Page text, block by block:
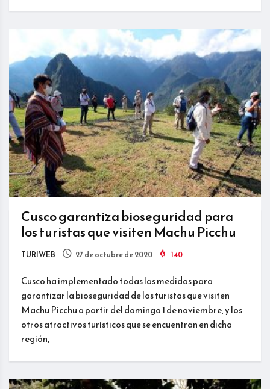
Cusco garantiza bioseguridad para
los turistas que visiten Machu Picchu
TURIWEB 27 de octubre de 2020 140
Cusco ha implementado todas las medidas para
garantizar la bioseguridad de los turistas que visiten
Machu Picchu a partir del domingo 1 de noviembre, y los
otros atractivos turísticos que se encuentran en dicha
región,